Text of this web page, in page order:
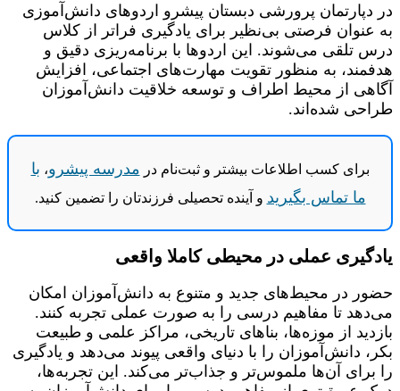
در دپارتمان پرورشی دبستان پیشرو اردوهای دانش‌آموزی
به عنوان فرصتی بی‌نظیر برای یادگیری فراتر از کلاس
درس تلقی می‌شوند. این اردوها با برنامه‌ریزی دقیق و
هدفمند، به منظور تقویت مهارت‌های اجتماعی، افزایش
آگاهی از محیط اطراف و توسعه خلاقیت دانش‌آموزان
طراحی شده‌اند.
برای کسب اطلاعات بیشتر و ثبت‌نام در مدرسه پیشرو، با
ما تماس بگیرید و آینده تحصیلی فرزندتان را تضمین کنید.
یاد‌گیری عملی در محیطی کاملا واقعی
حضور در محیط‌های جدید و متنوع به دانش‌آموزان امکان
می‌دهد تا مفاهیم درسی را به صورت عملی تجربه کنند.
بازدید از موزه‌ها، بناهای تاریخی، مراکز علمی و طبیعت
بکر، دانش‌آموزان را با دنیای واقعی پیوند می‌دهد و یادگیری
را برای آن‌ها ملموس‌تر و جذاب‌تر می‌کند. این تجربه‌ها،